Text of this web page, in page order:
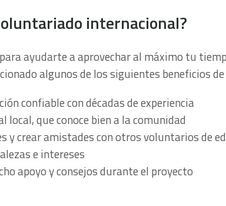
internacional?
ayudarte a aprovechar al máximo tu
algunos de los siguientes beneficios
confiable con décadas de experiencia
local, que conoce bien a la comunidad
y crear amistades con otros voluntarios de
e intereses
apoyo y consejos durante el proyecto